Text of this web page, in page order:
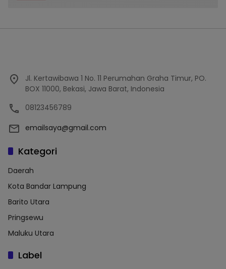
Jl. Kertawibawa 1 No. 11 Perumahan Graha Timur, PO.
BOX 11000, Bekasi, Jawa Barat, Indonesia
08123456789
emailsaya@gmail.com
Kategori
Daerah
Kota Bandar Lampung
Barito Utara
Pringsewu
Maluku Utara
Label